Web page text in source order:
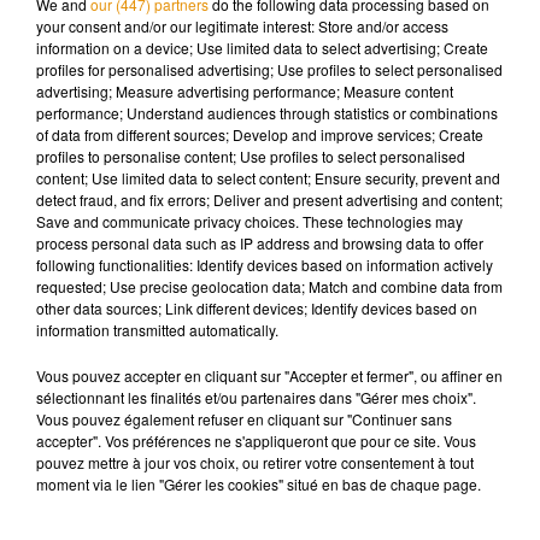
durer jusqu’à vendredi où le verdict sera rendu.
Musique
7 août 2026
Madonna sort enfin le remix de « Love
Sensation » avec Kylie Minogue
7 août 2026
Angèle et Amélie Lens dévoilent leur
collaboration tant attendue
your consent and/or our legitimate interest: Store and/or access
information on a device; Use limited data to select advertising; Create
profiles for personalised advertising; Use profiles to select personalised
advertising; Measure advertising performance; Measure content
performance; Understand audiences through statistics or combinations
of data from different sources; Develop and improve services; Create
profiles to personalise content; Use profiles to select personalised
content; Use limited data to select content; Ensure security, prevent and
detect fraud, and fix errors; Deliver and present advertising and content;
Save and communicate privacy choices. These technologies may
process personal data such as IP address and browsing data to offer
following functionalities: Identify devices based on information actively
requested; Use precise geolocation data; Match and combine data from
other data sources; Link different devices; Identify devices based on
information transmitted automatically.
Vous pouvez accepter en cliquant sur "Accepter et fermer", ou affiner en
sélectionnant les finalités et/ou partenaires dans "Gérer mes choix".
Vous pouvez également refuser en cliquant sur "Continuer sans
accepter". Vos préférences ne s'appliqueront que pour ce site. Vous
pouvez mettre à jour vos choix, ou retirer votre consentement à tout
moment via le lien "Gérer les cookies" situé en bas de chaque page.